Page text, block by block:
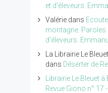
et d'éleveurs.
Valériedans
montagne. Paroles
d'éleveurs.
La Librairie Le
dans Déserter de
Librairie Le Bleuet
Revue Giono n° 17